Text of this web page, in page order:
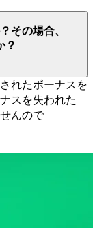
その場合、
？
れたボーナスを
スを失われた
んので